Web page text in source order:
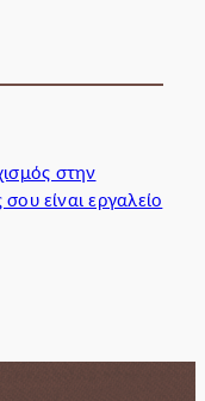
στην
είναι εργαλείο